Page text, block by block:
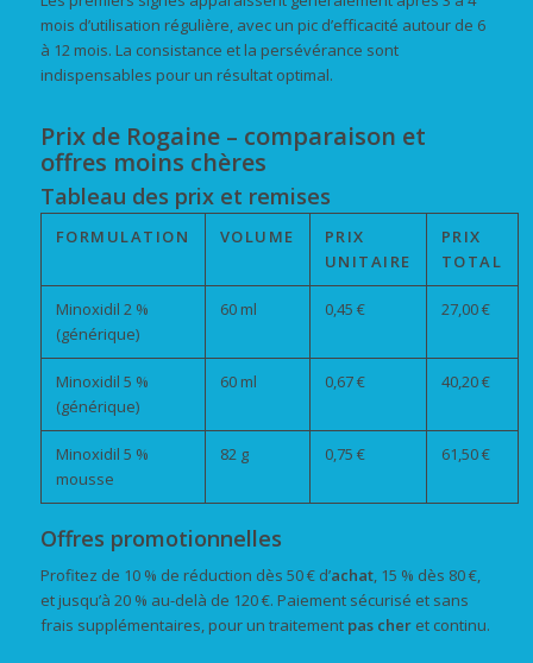
mois d’utilisation régulière, avec un pic d’efficacité autour de 6
à 12 mois. La consistance et la persévérance sont
indispensables pour un résultat optimal.
Prix de Rogaine – comparaison et
offres moins chères
Tableau des prix et remises
FORMULATION VOLUME
PRIX
UNITAIRE
PRIX
TOTAL
Minoxidil 2 %
(générique)
60 ml 0,45 € 27,00 €
Minoxidil 5 %
(générique)
60 ml 0,67 € 40,20 €
Minoxidil 5 %
mousse
82 g 0,75 € 61,50 €
Offres promotionnelles
Profitez de 10 % de réduction dès 50 € d’achat, 15 % dès 80 €,
et jusqu’à 20 % au-delà de 120 €. Paiement sécurisé et sans
frais supplémentaires, pour un traitement pas cheret continu.